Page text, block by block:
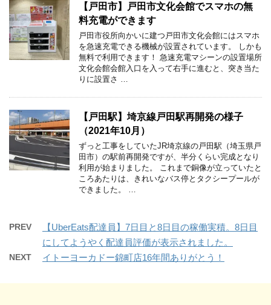
【戸田市】戸田市文化会館でスマホの無
料充電ができます
戸田市役所向かいに建つ戸田市文化会館にはスマホ
を急速充電できる機械が設置されています。 しかも
無料で利用できます！ 急速充電マシーンの設置場所
文化会館会館入口を入って右手に進むと、突き当た
りに設置さ …
【戸田駅】埼京線戸田駅再開発の様子
（2021年10月）
ずっと工事をしていたJR埼京線の戸田駅（埼玉県戸
田市）の駅前再開発ですが、半分くらい完成となり
利用が始まりました。 これまで銅像が立っていたと
ころあたりは、きれいなバス停とタクシープールが
できました。 …
PREV
【UberEats配達員】7日目と8日目の稼働実積。8日目
にしてようやく配達員評価が表示されました。
NEXT イトーヨーカドー錦町店16年間ありがとう！